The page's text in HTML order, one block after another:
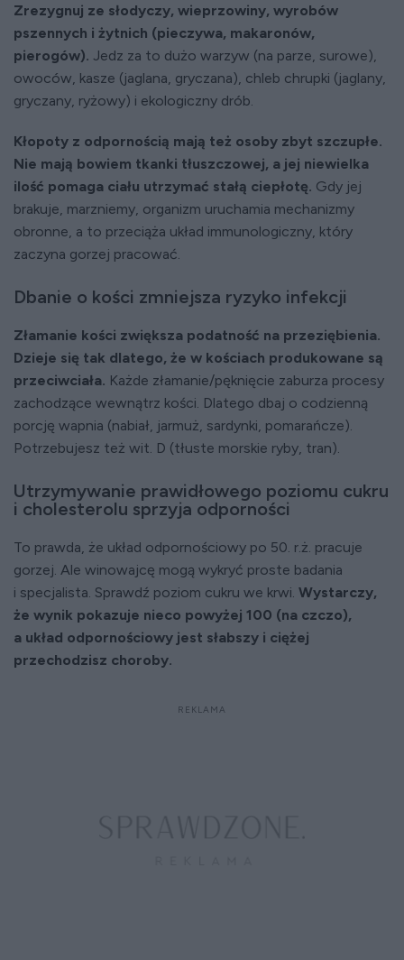
Zrezygnuj ze słodyczy, wieprzowiny, wyrobów
pszennych i żytnich (pieczywa, makaronów,
pierogów). Jedz za to dużo warzyw (na parze, surowe),
owoców, kasze (jaglana, gryczana), chleb chrupki (jaglany,
gryczany, ryżowy) i ekologiczny drób.
Kłopoty z odpornością mają też osoby zbyt szczupłe.
Nie mają bowiem tkanki tłuszczowej, a jej niewielka
ilość pomaga ciału utrzymać stałą ciepłotę. Gdy jej
brakuje, marzniemy, organizm uruchamia mechanizmy
obronne, a to przeciąża układ immunologiczny, który
zaczyna gorzej pracować.
Dbanie o kości zmniejsza ryzyko infekcji
Złamanie kości zwiększa podatność na przeziębienia.
Dzieje się tak dlatego, że w kościach produkowane są
przeciwciała. Każde złamanie/pęknięcie zaburza procesy
zachodzące wewnątrz kości. Dlatego dbaj o codzienną
porcję wapnia (nabiał, jarmuż, sardynki, pomarańcze).
Potrzebujesz też wit. D (tłuste morskie ryby, tran).
Utrzymywanie prawidłowego poziomu cukru
i cholesterolu sprzyja odporności
To prawda, że układ odpornościowy po 50. r.ż. pracuje
gorzej. Ale winowajcę mogą wykryć proste badania
i specjalista. Sprawdź poziom cukru we krwi. Wystarczy,
że wynik pokazuje nieco powyżej 100 (na czczo),
a układ odpornościowy jest słabszy i ciężej
przechodzisz choroby.